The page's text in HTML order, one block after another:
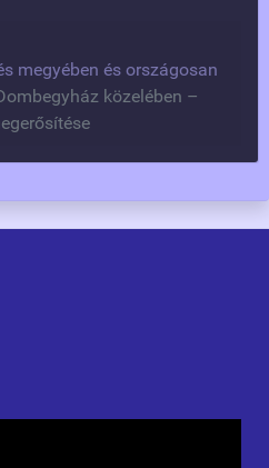
megyében és országosan
közelében –